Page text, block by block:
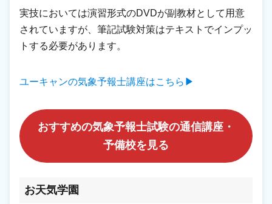
実技においては演習形式のDVDが副教材として用意
されていますが、筆記試験対策はテキストでインプッ
トする必要があります。
ユーキャンの気象予報士講座はこちら▶
おすすめの気象予報士試験の通信講座・
予備校を見る
お天気学園